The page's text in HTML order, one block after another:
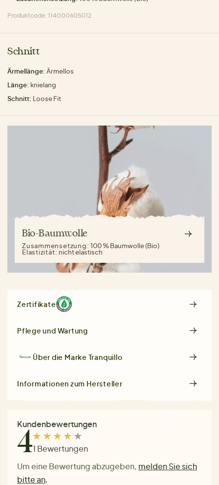
Produktcode: 114000605012
Schnitt
Ärmellänge: Ärmellos
Länge: knielang
Schnitt: Loose Fit
Bio-Baumwolle
Zusammensetzung:100 % Baumwolle (Bio)
Elastizität: nicht elastisch
Zertifikate
Pflege und Wartung
Über die Marke Tranquillo
Informationen zum Hersteller
Kundenbewertungen
41 Bewertungen
Um eine Bewertung abzugeben, melden Sie sich
bitte an.